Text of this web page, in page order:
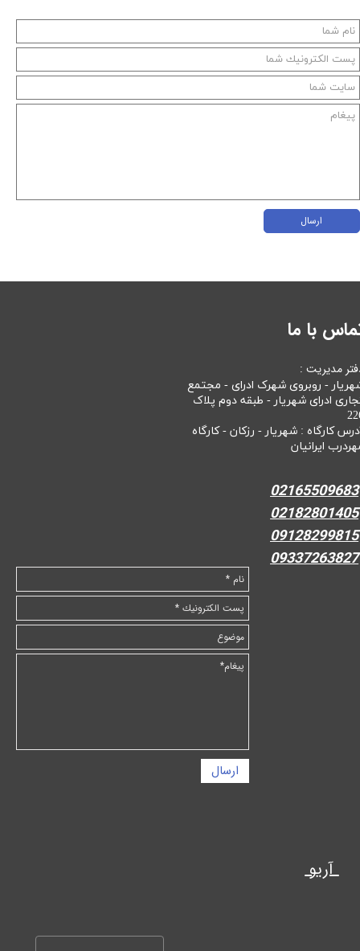
ارسال
ارسال
با ما
مدیریت :
- روبروی شهرک ادرای - مجتمع
ادرای شهریار - طبقه دوم پلاک
کارگاه : شهریار - رزکان - کارگاه
ایرانیان
02165509683
02182801405
09128299815
09337263827
آریو